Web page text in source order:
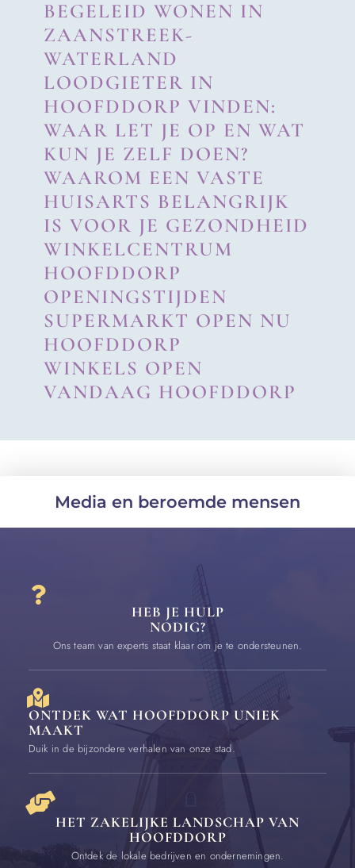
BEGELEID WONEN IN
ZAANSTREEK-
WATERLAND
LOODGIETER IN
HOOFDDORP VINDEN:
WAAR LET JE OP EN WAT
KUN JE ZELF DOEN?
WAAROM EEN VASTE
HUISARTS BELANGRIJK
IS VOOR JE GEZONDHEID
WINKELCENTRUM
HOOFDDORP
OPENINGSTIJDEN
SUPERMARKT OPEN NU
HOOFDDORP
WINKELS OPEN
VANDAAG HOOFDDORP
Media en beroemde mensen
HEB JE HULP
NODIG?
Ons team van experts staat klaar om je te ondersteunen.
ONTDEK WAT HOOFDDORP UNIEK
MAAKT
Duik in de bijzondere verhalen van onze stad.
HET ZAKELIJKE LANDSCHAP VAN
HOOFDDORP
Ontdek de lokale bedrijven en ondernemingen.